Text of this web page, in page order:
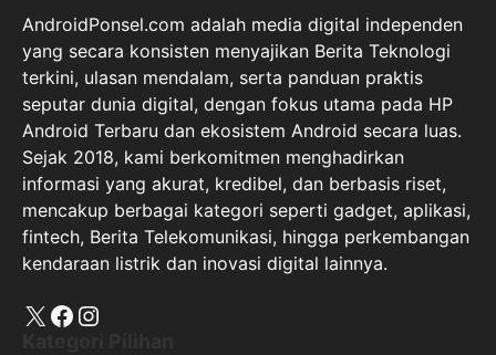
Android Terbaru dan ekosistem Android secara luas.
Sejak 2018, kami berkomitmen menghadirkan
informasi yang akurat, kredibel, dan berbasis riset,
mencakup berbagai kategori seperti gadget, aplikasi,
fintech, Berita Telekomunikasi, hingga perkembangan
kendaraan listrik dan inovasi digital lainnya.
X Facebook
Instagram
Kategori Pilihan
Smartphone
Navigations